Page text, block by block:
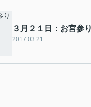
３月２１日：お宮参り
2017.03.21